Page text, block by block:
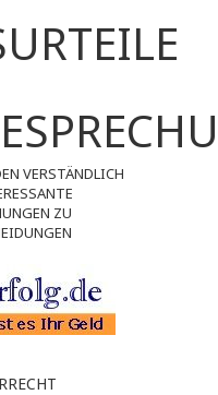
VERSTÄNDLICH
ZU